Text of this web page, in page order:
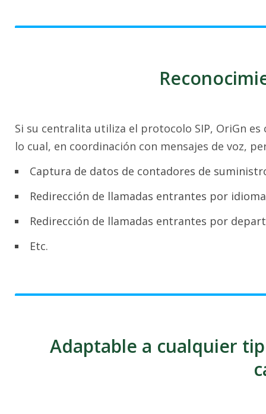
Si su centralita utiliza el protocolo SIP, OriGn
lo cual, en coordinación con mensajes de voz,
Captura de datos de contadores de
Redirección de llamadas entrantes por
Redirección de llamadas entrantes por
Etc.
Adaptable a cualquier